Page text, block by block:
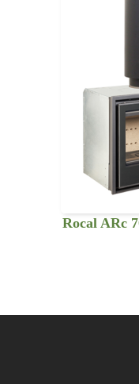
Rocal ARc